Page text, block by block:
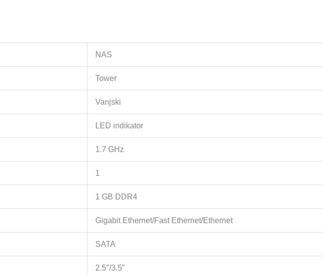
RJ-
1GbE
Port;
x
3.2
;
količina
NAS
Tower
Vanjski
LED indikator
1.7 GHz
1
1 GB DDR4
Gigabit Ethernet/Fast Ethernet/Ethernet
SATA
2.5″/3.5″